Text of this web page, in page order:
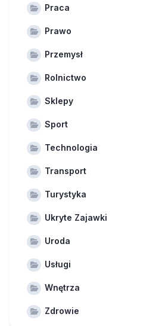
Praca
Prawo
Przemysł
Rolnictwo
Sklepy
Sport
Technologia
Transport
Turystyka
Ukryte Zajawki
Uroda
Usługi
Wnętrza
Zdrowie